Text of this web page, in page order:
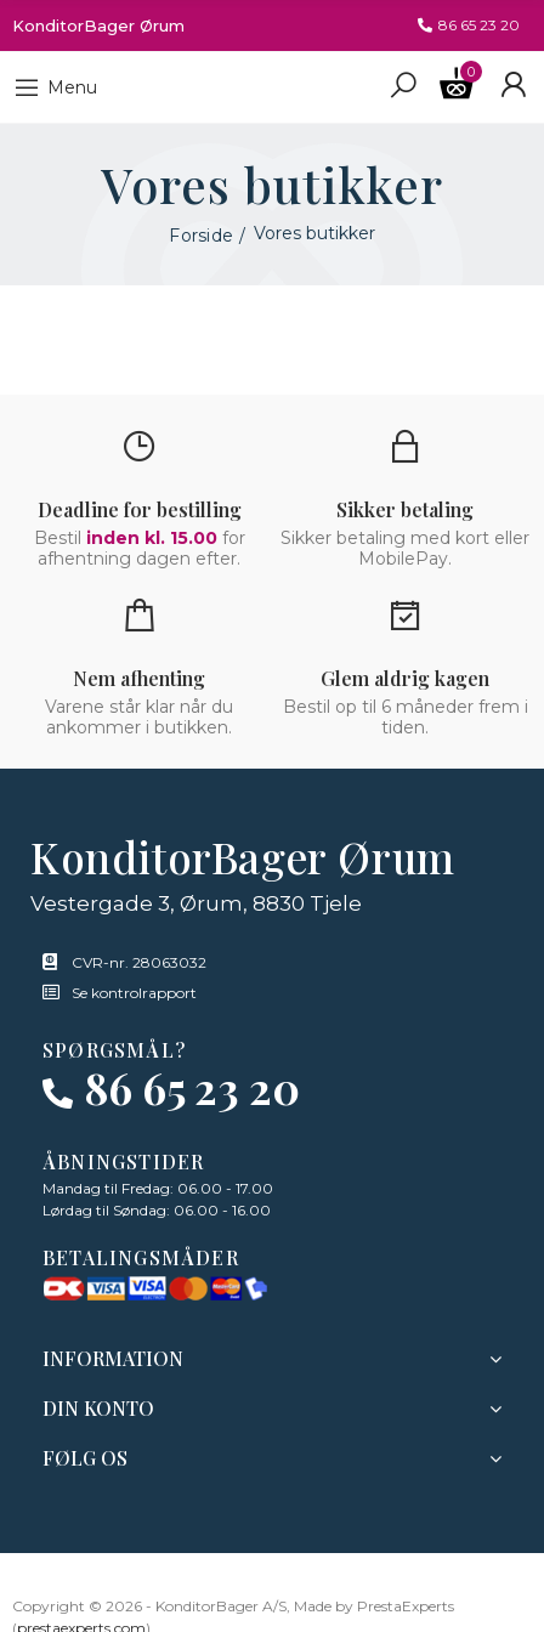
KonditorBager Ørum 86 65 23 20
Menu
0
Vores butikker
Forside Vores butikker
Deadline for bestilling
Bestil inden kl. 15.00for
afhentning dagen efter.
Sikker betaling
Sikker betaling med kort eller
MobilePay.
Nem afhenting
Varene står klar når du
ankommer i butikken.
Glem aldrig kagen
Bestil op til 6 måneder frem i
tiden.
KonditorBager Ørum
Vestergade 3, Ørum, 8830 Tjele
CVR-nr. 28063032
Se kontrolrapport
SPØRGSMÅL?
86 65 23 20
ÅBNINGSTIDER
Mandag til Fredag: 06.00 - 17.00
Lørdag til Søndag: 06.00 - 16.00
BETALINGSMÅDER
INFORMATION
DIN KONTO
FØLG OS
Copyright © 2026 - KonditorBager A/S, Made by PrestaExperts
(prestaexperts.com)